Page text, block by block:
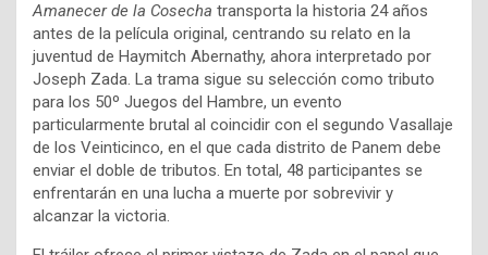
Amanecer de la Cosecha transporta la historia 24 años
antes de la película original, centrando su relato en la
juventud de Haymitch Abernathy, ahora interpretado por
Joseph Zada. La trama sigue su selección como tributo
para los 50º Juegos del Hambre, un evento
particularmente brutal al coincidir con el segundo Vasallaje
de los Veinticinco, en el que cada distrito de Panem debe
enviar el doble de tributos. En total, 48 participantes se
enfrentarán en una lucha a muerte por sobrevivir y
alcanzar la victoria.